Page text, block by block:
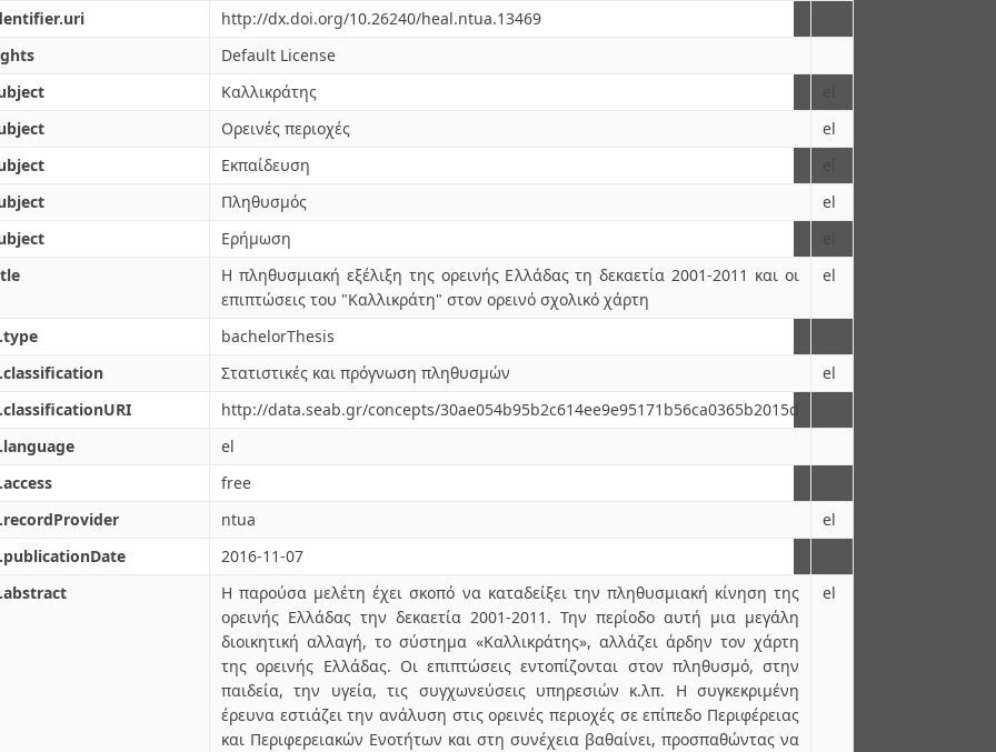
http://dx.doi.org/10.26240/heal.ntua.13469
Default License
Καλλικράτης
Ορεινές περιοχές
el
Εκπαίδευση
Πληθυσμός
el
Ερήμωση
Η πληθυσμιακή εξέλιξη της ορεινής Ελλάδας τη δεκαετία 2001-2011 και οι
επιπτώσεις του "Καλλικράτη" στον ορεινό σχολικό χάρτη
el
bachelorThesis
Στατιστικές και πρόγνωση πληθυσμών
el
http://data.seab.gr/concepts/30ae054b95b2c614ee9e95171b56ca0365b2015d
el
free
ntua
el
2016-11-07
Η παρούσα μελέτη έχει σκοπό να καταδείξει την πληθυσμιακή κίνηση της
ορεινής Ελλάδας την δεκαετία 2001-2011. Την περίοδο αυτή μια μεγάλη
διοικητική αλλαγή, το σύστημα «Καλλικράτης», αλλάζει άρδην τον χάρτη
της ορεινής Ελλάδας. Οι επιπτώσεις εντοπίζονται στον πληθυσμό, στην
παιδεία, την υγεία, τις συγχωνεύσεις υπηρεσιών κ.λπ. Η συγκεκριμένη
έρευνα εστιάζει την ανάλυση στις ορεινές περιοχές σε επίπεδο Περιφέρειας
και Περιφερειακών Ενοτήτων και στη συνέχεια βαθαίνει, προσπαθώντας να
el